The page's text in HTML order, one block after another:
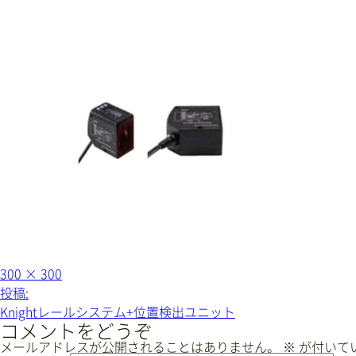
フ
ル
サ
イ
ズ
300 × 300
投
稿
ナ
ビ
投稿:
Knightレールシステム+位置検出ユニット
コメントをどうぞ
メールアドレスが公開されることはありません。 ※ が付いて